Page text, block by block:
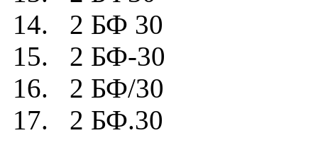
14. 2 БФ 30
15. 2 БФ-30
16. 2 БФ/30
17. 2 БФ.30